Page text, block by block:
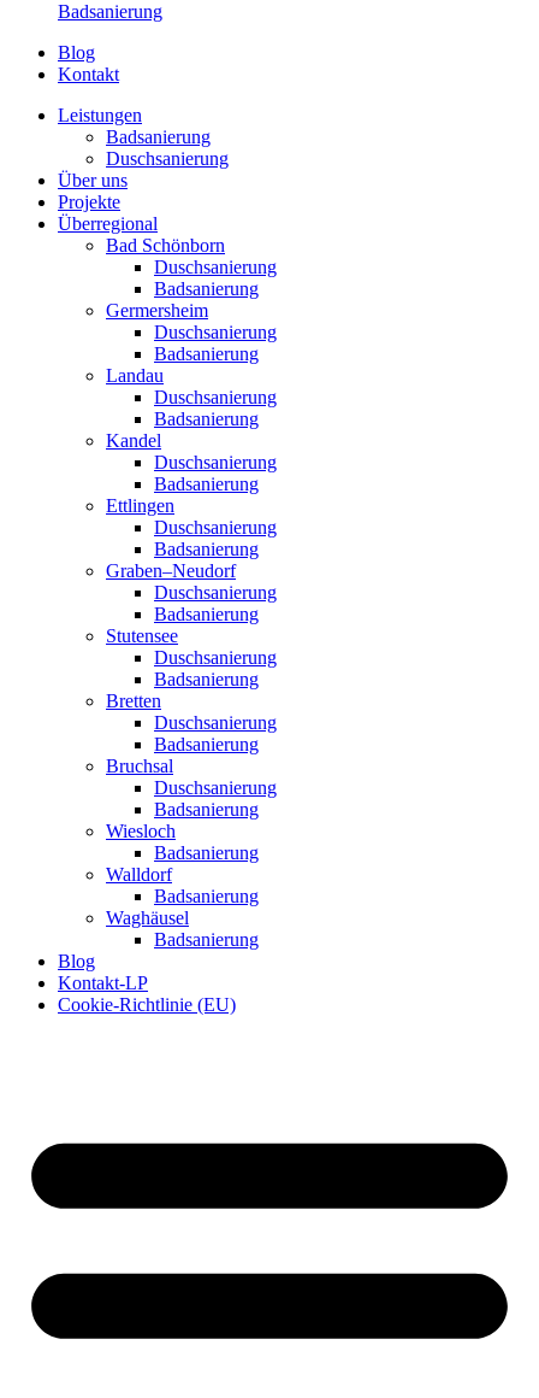
Badsanierung
Blog
Kontakt
Leistungen
Badsanierung
Duschsanierung
Über uns
Projekte
Überregional
Bad Schönborn
Duschsanierung
Badsanierung
Germersheim
Duschsanierung
Badsanierung
Landau
Duschsanierung
Badsanierung
Kandel
Duschsanierung
Badsanierung
Ettlingen
Duschsanierung
Badsanierung
Graben–Neudorf
Duschsanierung
Badsanierung
Stutensee
Duschsanierung
Badsanierung
Bretten
Duschsanierung
Badsanierung
Bruchsal
Duschsanierung
Badsanierung
Wiesloch
Badsanierung
Walldorf
Badsanierung
Waghäusel
Badsanierung
Blog
Kontakt-LP
Cookie-Richtlinie (EU)